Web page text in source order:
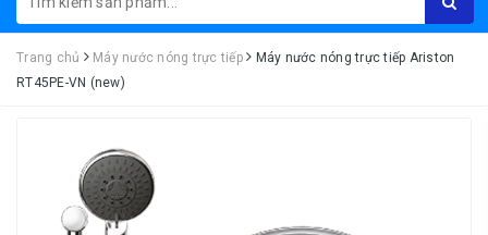
Trang chủ Máy nước nóng trực tiếp
Máy nước nóng trực tiếp Ariston
RT45PE-VN (new)